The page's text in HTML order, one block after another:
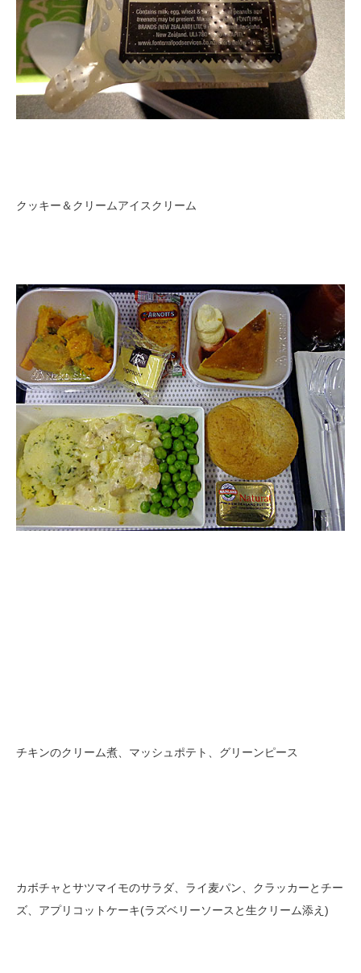
クッキー＆クリームアイスクリーム
チキンのクリーム煮、マッシュポテト、グリーンピース
カボチャとサツマイモのサラダ、ライ麦パン、クラッカーとチー
ズ、アプリコットケーキ(ラズベリーソースと生クリーム添え)